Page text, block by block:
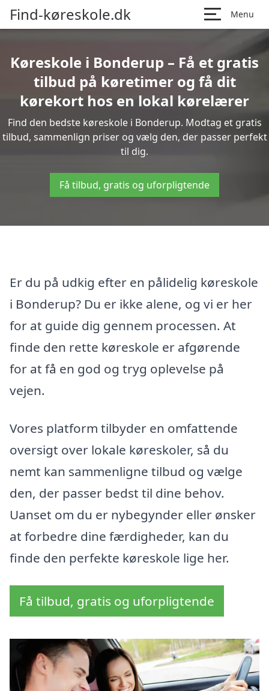
Find-køreskole.dk Menu
Køreskole i Bonderup – Få et gratis
tilbud på køretimer og få dit
kørekort hos en lokal kørelærer
Find den bedste køreskole i Bonderup. Modtag et gratis
tilbud, sammenlign priser og vælg den, der passer perfekt
til dig.
Få tilbud, gratis og uforpligtende
Er du på udkig efter en pålidelig køreskole
i Bonderup? Du er ikke alene, og vi er her
for at guide dig gennem processen. At
finde den rette køreskole er afgørende
for at få en god og tryg oplevelse på
vejen.
Vores platform tilbyder en omfattende
oversigt over lokale køreskoler, så du
nemt kan sammenligne tilbud og vælge
den, der passer bedst til dine behov.
Uanset om du er nybegynder eller ønsker
at forbedre dine færdigheder, kan du
finde den perfekte køreskole lige her.
Få tilbud, gratis og uforpligtende